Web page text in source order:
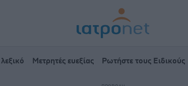
λεξικό Μετρητές ευεξίας Ρωτήστε τους Ειδικούς